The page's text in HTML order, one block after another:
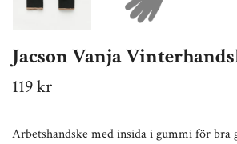
Jacson Vanja
119 kr
Arbetshandske med insida i gummi för bra